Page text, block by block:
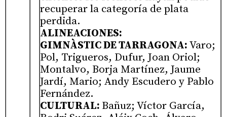
recuperar la categoría de plata
perdida.
ALINEACIONES:
GIMNÀSTIC DE TARRAGONA:Varo;
Pol, Trigueros, Dufur, Joan Oriol;
Montalvo, Borja Martínez, Jaume
Jardí, Mario; Andy Escudero y Pablo
Fernández.
CULTURAL: Bañuz; Víctor García,